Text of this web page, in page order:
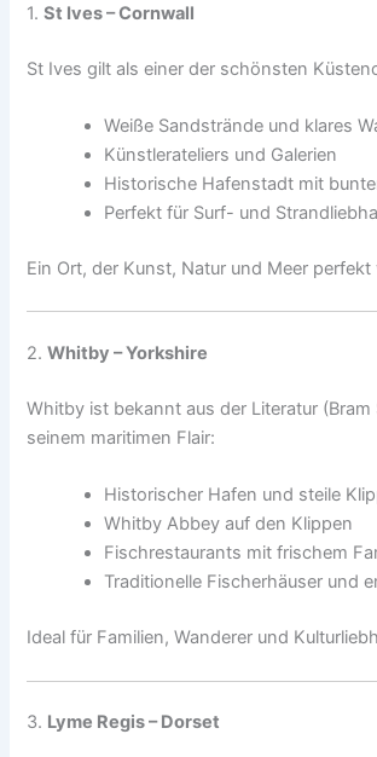
1.St Ives – Cornwall
St Ives gilt als einer der schönsten
Weiße Sandstrände und klares
Künstlerateliers und Galerien
Historische Hafenstadt mit
Perfekt für Surf- und
Ein Ort, der Kunst, Natur und Meer perfekt
2.Whitby – Yorkshire
Whitby ist bekannt aus der Literatur (Bram
seinem maritimen Flair:
Historischer Hafen und steile
Whitby Abbey auf den Klippen
Fischrestaurants mit frischem
Traditionelle Fischerhäuser und
Ideal für Familien, Wanderer und
3. Lyme Regis – Dorset